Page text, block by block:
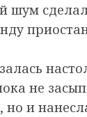
шум
не
но и